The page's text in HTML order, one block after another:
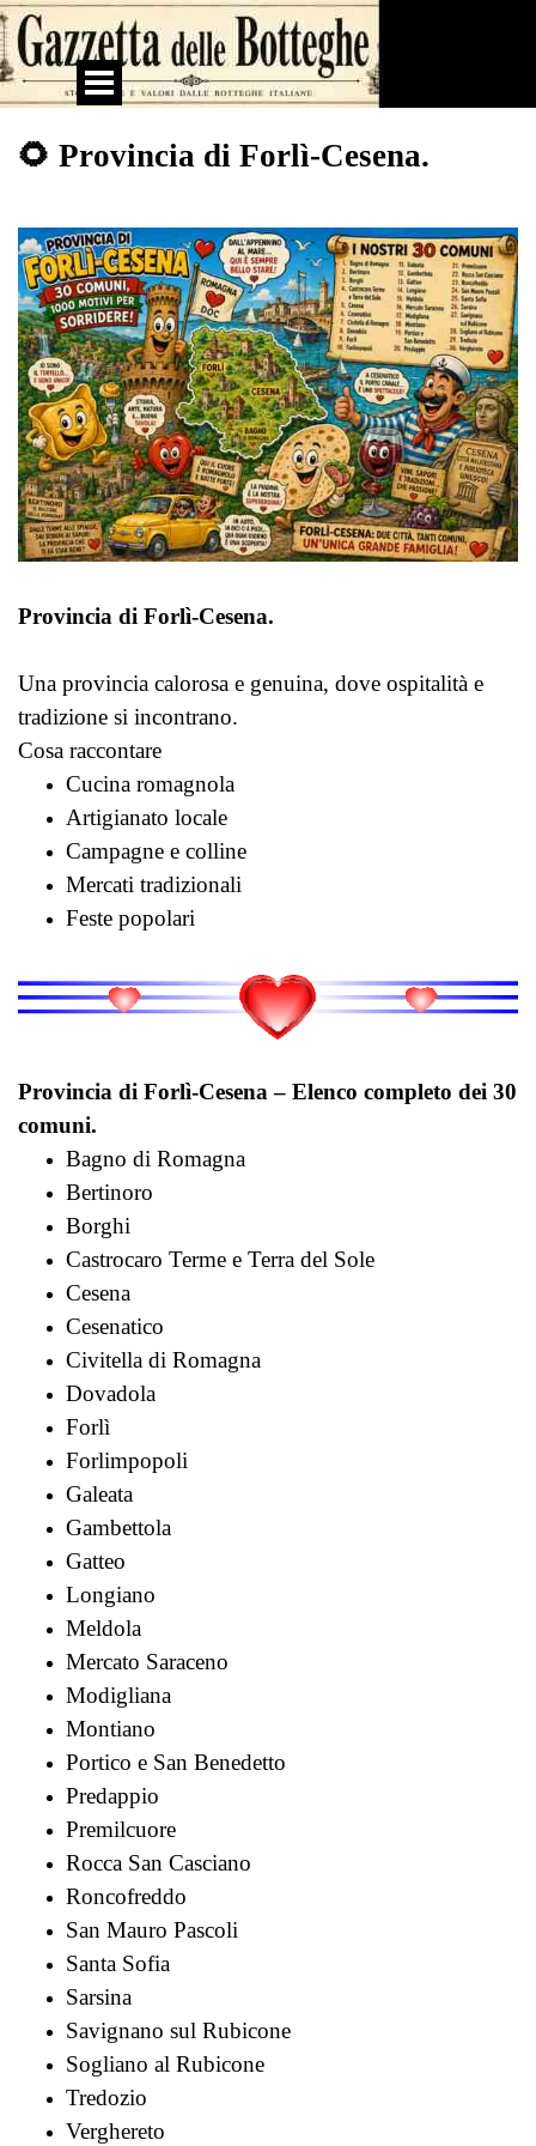
Vai ai contenuti
Salta menù
🌻 Provincia di Forlì-Cesena.
Provincia di Forlì-Cesena.
Una provincia calorosa e genuina, dove ospitalità e
tradizione si incontrano.
Cosa raccontare
Cucina romagnola
Artigianato locale
Campagne e colline
Mercati tradizionali
Feste popolari
Provincia di Forlì-Cesena – Elenco completo dei 30
comuni.
Bagno di Romagna
Bertinoro
Borghi
Castrocaro Terme e Terra del Sole
Cesena
Cesenatico
Civitella di Romagna
Dovadola
Forlì
Forlimpopoli
Galeata
Gambettola
Gatteo
Longiano
Meldola
Mercato Saraceno
Modigliana
Montiano
Portico e San Benedetto
Predappio
Premilcuore
Rocca San Casciano
Roncofreddo
San Mauro Pascoli
Santa Sofia
Sarsina
Savignano sul Rubicone
Sogliano al Rubicone
Tredozio
Verghereto